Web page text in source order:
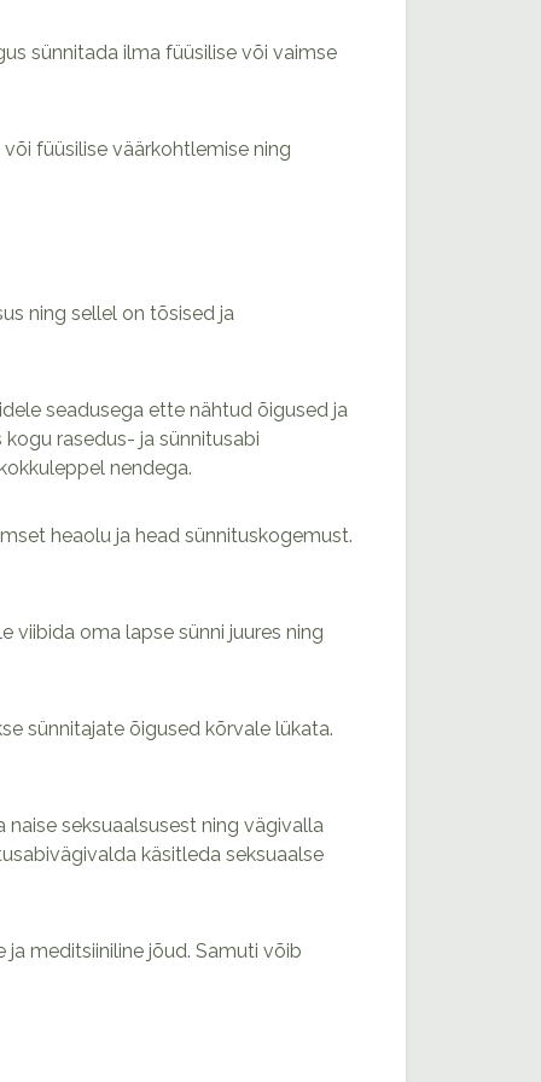
sünnitada ilma füüsilise või vaimse
füüsilise väärkohtlemise ning
ning sellel on tõsised ja
seadusega ette nähtud õigused ja
rasedus- ja sünnitusabi
nendega.
heaolu ja head sünnituskogemust.
viibida oma lapse sünni juures ning
sünnitajate õigused kõrvale lükata.
seksuaalsusest ning vägivalla
käsitleda seksuaalse
meditsiiniline jõud. Samuti võib